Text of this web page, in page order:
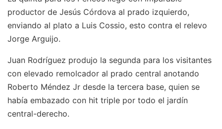
productor de Jesús Córdova al prado izquierdo,
enviando al plato a Luis Cossio, esto contra el relevo
Jorge Arguijo.
Juan Rodríguez produjo la segunda para los visitantes
con elevado remolcador al prado central anotando
Roberto Méndez Jr desde la tercera base, quien se
había embazado con hit triple por todo el jardín
central-derecho.